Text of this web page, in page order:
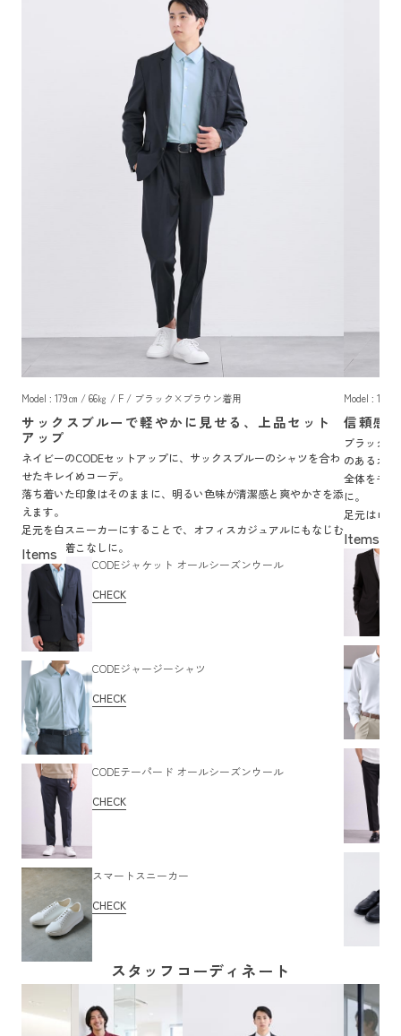
Model : 179㎝ / 66㎏ / F / ブラック×ブラウン着用
サックスブルーで軽やかに見せる、上品セット
アップ
ネイビーのCODEセットアップに、サックスブルーのシャツを合わ
せたキレイめコーデ。
落ち着いた印象はそのままに、明るい色味が清潔感と爽やかさを添
えます。
足元を白スニーカーにすることで、オフィスカジュアルにもなじむ
軽やかな着こなしに。
CODEジャケット オールシーズンウール
CHECK
CODEジャージーシャツ
CHECK
CODEテーパード オールシーズンウール
CHECK
スマートスニーカー
CHECK
Model : 179
信頼感
ブラック
のあるオ
全体をモノ
に。
足元はロ
イルです。
スタッフコーディネート